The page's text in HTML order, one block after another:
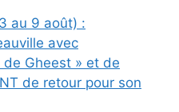
au 9 août) :
avec
Gheest » et de
de retour pour son